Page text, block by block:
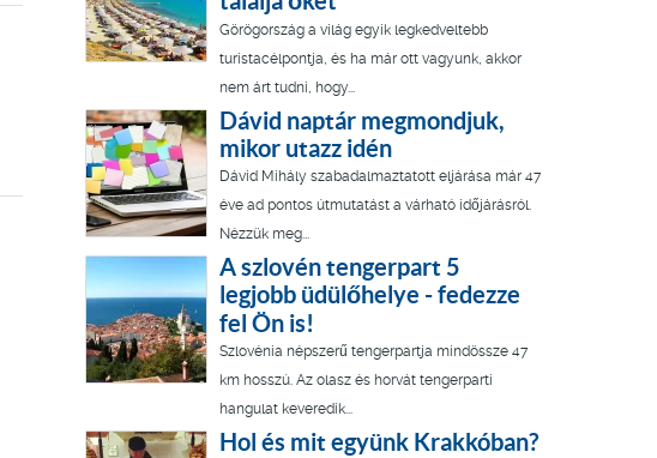
Görögország a világ egyik legkedveltebb
turistacélpontja, és ha már ott vagyunk, akkor
nem árt tudni, hogy...
Dávid naptár megmondjuk,
mikor utazz idén
Dávid Mihály szabadalmaztatott eljárása már 47
éve ad pontos útmutatást a várható időjárásról.
Nézzük meg...
A szlovén tengerpart 5
legjobb üdülőhelye - fedezze
fel Ön is!
Szlovénia népszerű tengerpartja mindössze 47
km hosszú. Az olasz és horvát tengerparti
hangulat keveredik...
Hol és mit együnk Krakkóban?